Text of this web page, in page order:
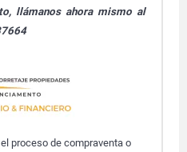
llámanos ahora mismo al
proceso de compraventa o